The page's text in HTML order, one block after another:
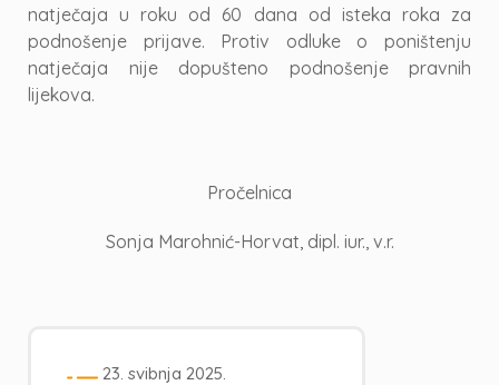
natječaja u roku od 60 dana od isteka roka za
podnošenje prijave. Protiv odluke o poništenju
natječaja nije dopušteno podnošenje pravnih
lijekova.
Pročelnica
Sonja Marohnić-Horvat, dipl. iur., v.r.
23. svibnja 2025.